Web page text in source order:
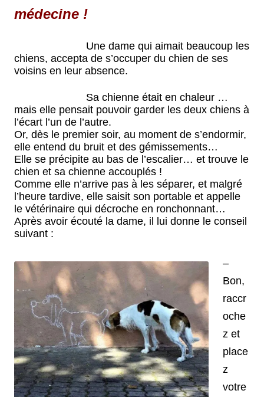
médecine !
Une dame qui aimait beaucoup les
chiens, accepta de s’occuper du chien de ses
voisins en leur absence.
Sa chienne était en chaleur …
mais elle pensait pouvoir garder les deux chiens à
l’écart l’un de l’autre.
Or, dès le premier soir, au moment de s’endormir,
elle entend du bruit et des gémissements…
Elle se précipite au bas de l’escalier… et trouve le
chien et sa chienne accouplés !
Comme elle n’arrive pas à les séparer, et malgré
l’heure tardive, elle saisit son portable et appelle
le vétérinaire qui décroche en ronchonnant…
Après avoir écouté la dame, il lui donne le conseil
suivant :
–
Bon,
raccr
oche
z et
place
z
votre